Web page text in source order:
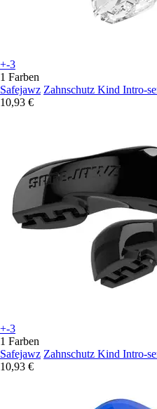
+-3
1 Farben
Safejawz Zahnschutz Kind Intro-
10,93 €
+-3
1 Farben
Safejawz Zahnschutz Kind Intro-
10,93 €